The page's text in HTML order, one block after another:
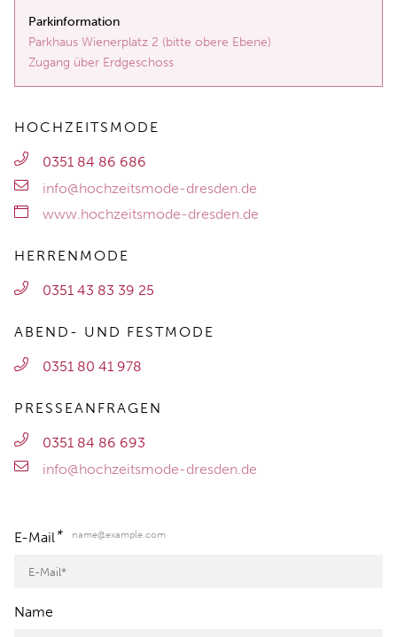
Parkinformation
Parkhaus Wienerplatz 2 (bitte obere Ebene)
Zugang über Erdgeschoss
HOCHZEITSMODE
0351 84 86 686
info@hochzeitsmode-dresden.de
www.hochzeitsmode-dresden.de
HERRENMODE
0351 43 83 39 25
ABEND- UND FESTMODE
0351 80 41 978
PRESSEANFRAGEN
0351 84 86 693
info@hochzeitsmode-dresden.de
E-Mail* name@example.com
Name